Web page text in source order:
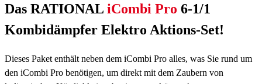
Das RATIONAL iCombi Pro 6-1/1
Kombidämpfer Elektro Aktions-Set!
Dieses Paket enthält neben dem iCombi Pro alles, was Sie rund um
den iCombi Pro benötigen, um direkt mit dem Zaubern von